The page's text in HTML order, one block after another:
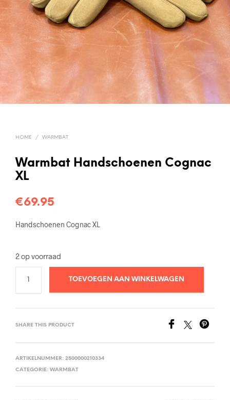
HOME / WARMBAT
Warmbat Handschoenen Cognac
XL
€69.95
Handschoenen Cognac XL
2 op voorraad
TOEVOEGEN AAN WINKELWAGEN
SHARE THIS PRODUCT
ARTIKELNUMMER: 2500000210334
CATEGORIE: WARMBAT